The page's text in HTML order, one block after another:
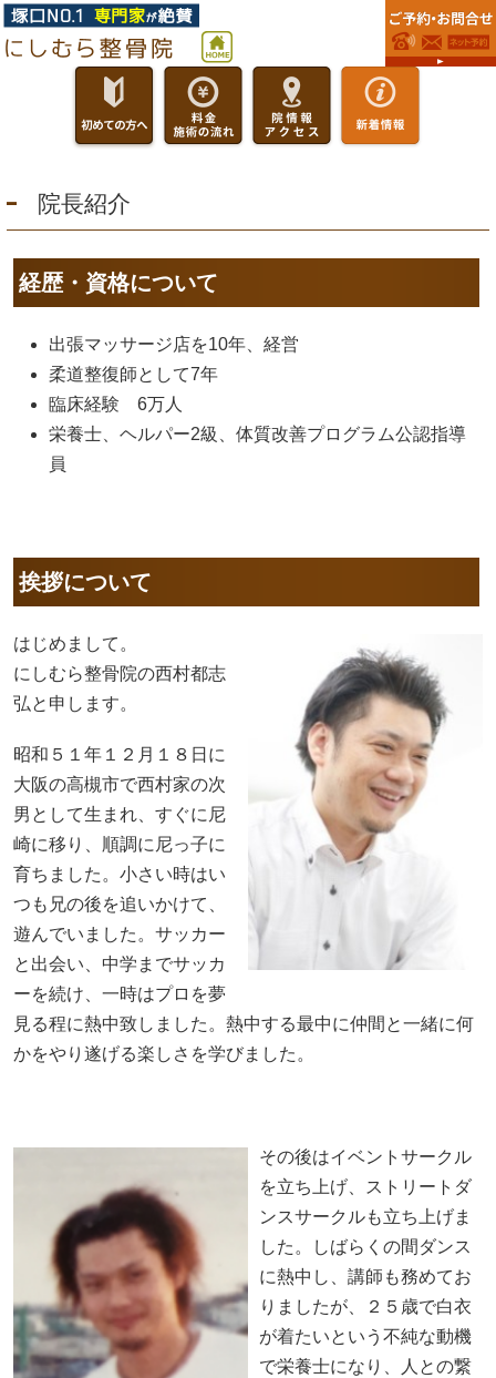
院長紹介
経歴・資格について
出張マッサージ店を10年、経営
柔道整復師として7年
臨床経験 6万人
栄養士、ヘルパー2級、体質改善プログラム公認指導
員
挨拶について
はじめまして。
にしむら整骨院の西村都志
弘と申します。
昭和５１年１２月１８日に
大阪の高槻市で西村家の次
男として生まれ、すぐに尼
崎に移り、順調に尼っ子に
育ちました。小さい時はい
つも兄の後を追いかけて、
遊んでいました。サッカー
と出会い、中学までサッカ
ーを続け、一時はプロを夢
見る程に熱中致しました。熱中する最中に仲間と一緒に何
かをやり遂げる楽しさを学びました。
その後はイベントサークル
を立ち上げ、ストリートダ
ンスサークルも立ち上げま
した。しばらくの間ダンス
に熱中し、講師も務めてお
りましたが、２５歳で白衣
が着たいという不純な動機
で栄養士になり、人との繋